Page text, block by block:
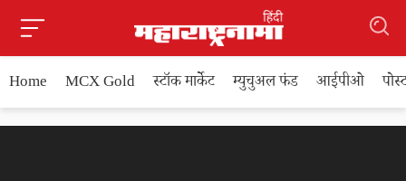
Home MCX Gold स्टॉक मार्केट म्युचुअल फंड आईपीओ